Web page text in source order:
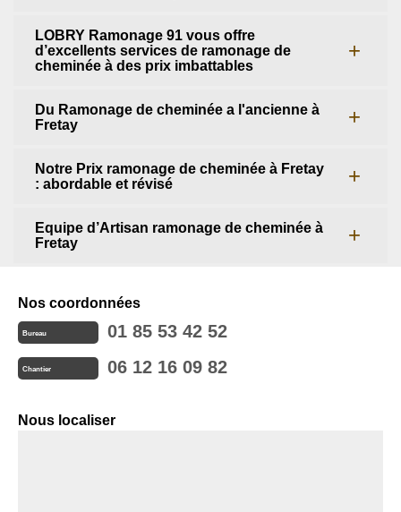
LOBRY Ramonage 91 vous offre
d’excellents services de ramonage de
cheminée à des prix imbattables
Du Ramonage de cheminée a l'ancienne à
Fretay
Notre Prix ramonage de cheminée à Fretay
: abordable et révisé
Equipe d’Artisan ramonage de cheminée à
Fretay
Nos coordonnées
Bureau 01 85 53 42 52
Chantier 06 12 16 09 82
Nous localiser